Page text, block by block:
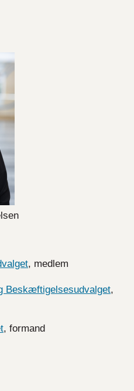
, medlem
Beskæftigelsesudvalget,
, formand